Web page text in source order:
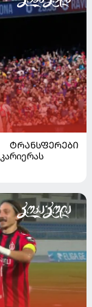
ᲢᲠᲐᲜᲡᲤᲔᲠᲔᲑᲘ